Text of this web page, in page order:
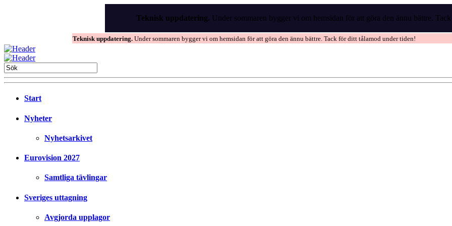
Teknisk uppdatering. Under sommaren bygger vi om hemsidan för att göra den ännu bättre.
Teknisk uppdatering. Under sommaren bygger vi om hemsidan för att göra den ännu bättre. Tack för ditt tålamod under tiden!
Start
Nyheter
Nyhetsarkivet
Eurovision 2027
Samtliga tävlingar
Sveriges uttagning
Avgjorda upplagor